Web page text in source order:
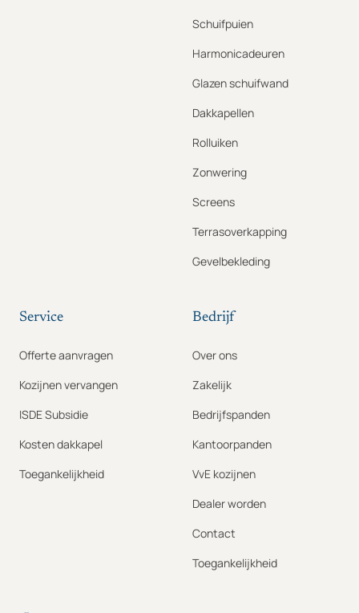
Schuifpuien
Harmonicadeuren
Glazen schuifwand
Dakkapellen
Rolluiken
Zonwering
Screens
Terrasoverkapping
Gevelbekleding
Service
Offerte aanvragen
Kozijnen vervangen
ISDE Subsidie
Kosten dakkapel
Toegankelijkheid
Bedrijf
Over ons
Zakelijk
Bedrijfspanden
Kantoorpanden
VvE kozijnen
Dealer worden
Contact
Toegankelijkheid